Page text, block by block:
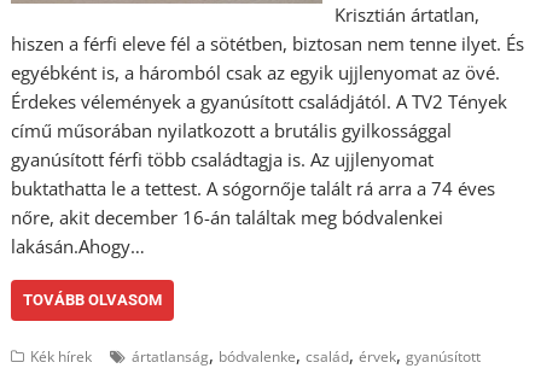
Krisztián ártatlan,
hiszen a férfi eleve fél a sötétben, biztosan nem tenne ilyet. És
egyébként is, a háromból csak az egyik ujjlenyomat az övé.
Érdekes vélemények a gyanúsított családjától. A TV2 Tények
című műsorában nyilatkozott a brutális gyilkossággal
gyanúsított férfi több családtagja is. Az ujjlenyomat
buktathatta le a tettest. A sógornője talált rá arra a 74 éves
nőre, akit december 16-án találtak meg bódvalenkei
lakásán.Ahogy…
TOVÁBB OLVASOM
Kék hírek ártatlanság, bódvalenke,család,érvek,gyanúsított